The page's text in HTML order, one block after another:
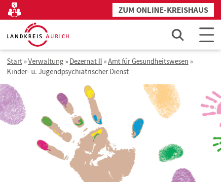
Zum
Inhalt
springen
Kontakt ZUM ONLINE-KREISHAUS
Start »Verwaltung » Dezernat II »Amt für Gesundheitswesen »
Kinder- u. Jugendpsychiatrischer Dienst